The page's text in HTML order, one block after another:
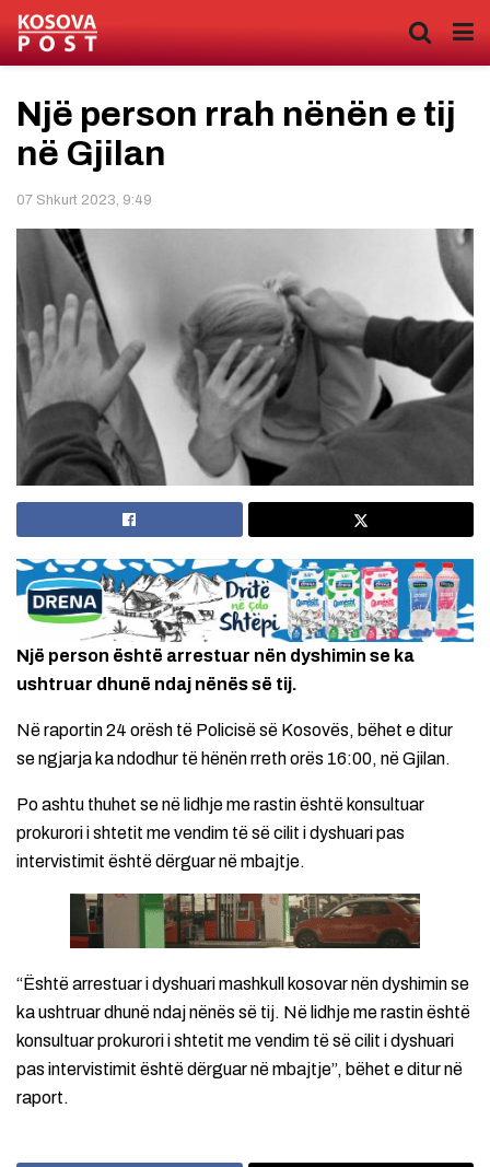
Një person rrah nënën e tij
në Gjilan
07 Shkurt 2023, 9:49
Një person është arrestuar nën dyshimin se ka
ushtruar dhunë ndaj nënës së tij.
Në raportin 24 orësh të Policisë së Kosovës, bëhet e ditur
se ngjarja ka ndodhur të hënën rreth orës 16:00, në Gjilan.
Po ashtu thuhet se në lidhje me rastin është konsultuar
prokurori i shtetit me vendim të së cilit i dyshuari pas
intervistimit është dërguar në mbajtje.
“Është arrestuar i dyshuari mashkull kosovar nën dyshimin se
ka ushtruar dhunë ndaj nënës së tij. Në lidhje me rastin është
konsultuar prokurori i shtetit me vendim të së cilit i dyshuari
pas intervistimit është dërguar në mbajtje”, bëhet e ditur në
raport.